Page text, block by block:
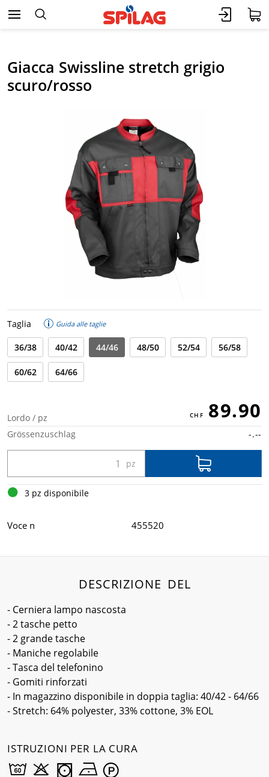
Giacca Swissline stretch grigio
scuro/rosso
Taglia Guida alle taglie
36/38 40/42 44/46 48/50 52/54 56/58
60/62 64/66
Lordo / pz 89.90
Grössenzuschlag -.--
3 pz disponibile
Voce n 455520
DESCRIZIONE DEL
- Cerniera lampo nascosta
- 2 tasche petto
- 2 grande tasche
- Maniche regolabile
- Tasca del telefonino
- Gomiti rinforzati
- In magazzino disponibile in doppia taglia: 40/42 - 64/66
- Stretch: 64% polyester, 33% cottone, 3% EOL
ISTRUZIONI PER LA CURA